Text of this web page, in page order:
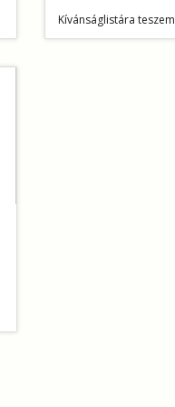
Kívánságlistára teszem